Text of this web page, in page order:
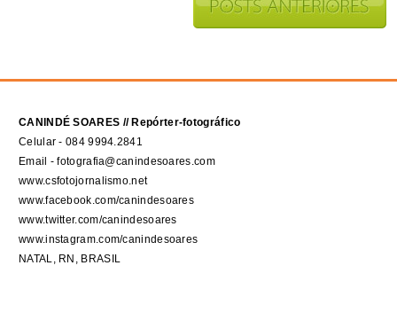
CANINDÉ SOARES // Repórter-fotográfico
Celular - 084 9994.2841
Email - fotografia@canindesoares.com
www.csfotojornalismo.net
www.facebook.com/canindesoares
www.twitter.com/canindesoares
www.instagram.com/canindesoares
NATAL, RN, BRASIL